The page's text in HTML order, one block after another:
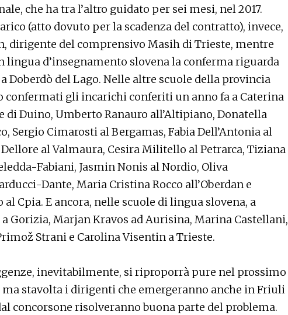
che ha tra l’altro guidato per sei mesi, nel 2017.
(atto dovuto per la scadenza del contratto), invece,
dirigente del comprensivo Masih di Trieste, mentre
lingua d’insegnamento slovena la conferma riguarda
Doberdò del Lago. Nelle altre scuole della provincia
confermati gli incarichi conferiti un anno fa a Caterina
di Duino, Umberto Ranauro all’Altipiano, Donatella
Sergio Cimarosti al Bergamas, Fabia Dell’Antonia al
al Valmaura, Cesira Militello al Petrarca, Tiziana
Fabiani, Jasmin Nonis al Nordio, Oliva
Dante, Maria Cristina Rocco all’Oberdan e
al Cpia. E ancora, nelle scuole di lingua slovena, a
Gorizia, Marjan Kravos ad Aurisina, Marina Castellani,
Strani e Carolina Visentin a Trieste.
inevitabilmente, si riproporrà pure nel prossimo
ma stavolta i dirigenti che emergeranno anche in Friuli
concorsone risolveranno buona parte del problema.